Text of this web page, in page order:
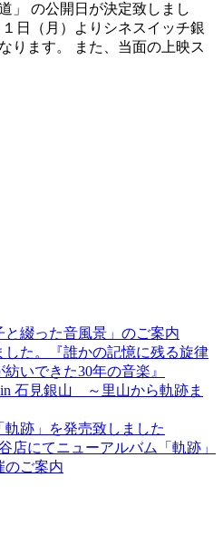
」 の公開日が決定致しまし
日（月）よりシネスイッチ銀
ります。 また、当面の上映ス
と綴った音風景」のご案内
した。『誰かの記憶に残る旋律
いできた30年の音楽』
in 石見銀山 ～里山から軌跡ま
軌跡」を発売致しました
店にてニューアルバム「軌跡」
のご案内